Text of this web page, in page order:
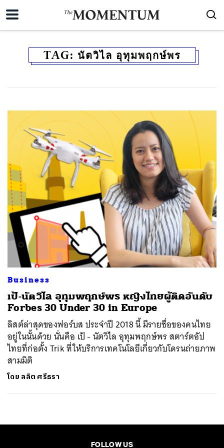
TAG: นัตวิไล อุทุมพฤกษ์พร
Business
เป้-นัตวิไล อุทุมพฤกษ์พร หญิงไทยผู้ติดอันดับ
Forbes 30 Under 30 in Europe
ลิสต์ล่าสุดของฟอร์บส ประจำปี 2018 นี้ มีรายชื่อของคนไทย
อยู่ในนั้นด้วย นั่นคือ เป้ - นัตวิไล อุทุมพฤกษ์พร สตาร์ตอัป
ไทยที่ก่อตั้ง Trik ที่ให้บริการเทคโนโลยีเกี่ยวกับโดรนถ่ายภาพ
สามมิติ
โดย ลลิต ศรีธรา
FOLLOW US
ค้นหา
SHARE TWEET LINE EMAIL